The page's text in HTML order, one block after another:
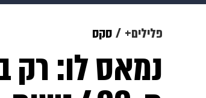
גאווה
פלילים+ סקס